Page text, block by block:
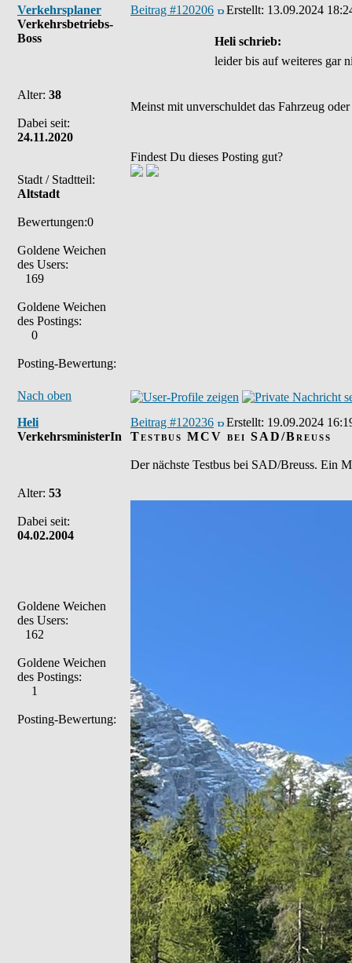
Verkehrsplaner
Verkehrsbetriebs-
Boss
Alter: 38
Dabei seit:
24.11.2020
Stadt / Stadtteil:
Altstadt
Bewertungen:0
Goldene Weichen
des Users:
169
Goldene Weichen
des Postings:
0
Posting-Bewertung:
Beitrag #120206 Erstellt: 13.09.2024
Heli schrieb:
leider bis auf weiteres gar
Meinst mit unverschuldet das Fahrzeug oder
Findest Du dieses Posting gut?
Nach oben
Heli
VerkehrsministerIn
Alter: 53
Dabei seit:
04.02.2004
Goldene Weichen
des Users:
162
Goldene Weichen
des Postings:
1
Posting-Bewertung:
Beitrag #120236 Erstellt: 19.09.2024
Testbus MCV bei SAD/Breuss
Der nächste Testbus bei SAD/Breuss. Ein